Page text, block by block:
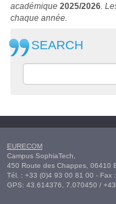
académique 2025/2026.
chaque année.
SEARCH
EURECOM
Campus SophiaTech,
450 Route des Chappes, 06410
Tél. : +33 (0)4 93 00 81 00 - Fax
GPS: 43.614376 7.070450‎ /